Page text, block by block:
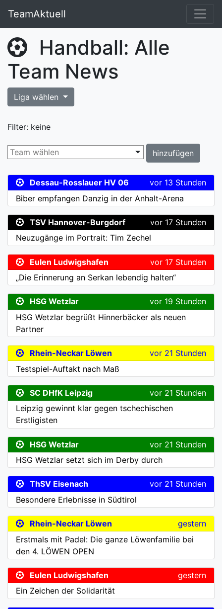
TeamAktuell
Handball: Alle
Team News
Liga wählen
Filter: keine
hinzufügen
Dessau-Rosslauer HV 06
vor 13 Stunden
Biber empfangen Danzig in der Anhalt-Arena
TSV Hannover-Burgdorf
vor 17 Stunden
Neuzugänge im Portrait: Tim Zechel
Eulen Ludwigshafen
vor 17 Stunden
„Die Erinnerung an Serkan lebendig halten“
HSG Wetzlar
vor 19 Stunden
HSG Wetzlar begrüßt Hinnerbäcker als neuen
Partner
Rhein-Neckar Löwen
vor 21 Stunden
Testspiel-Auftakt nach Maß
SC DHfK Leipzig
vor 21 Stunden
Leipzig gewinnt klar gegen tschechischen
Erstligisten
HSG Wetzlar
vor 21 Stunden
HSG Wetzlar setzt sich im Derby durch
ThSV Eisenach
vor 21 Stunden
Besondere Erlebnisse in Südtirol
Rhein-Neckar Löwen
gestern
Erstmals mit Padel: Die ganze Löwenfamilie bei
den 4. LÖWEN OPEN
Eulen Ludwigshafen
gestern
Ein Zeichen der Solidarität